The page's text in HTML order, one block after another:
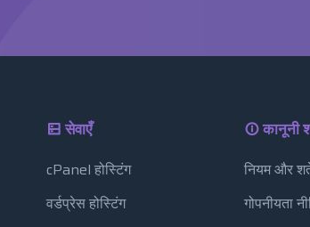
सेवाएँ
cPanel होस्टिंग
वर्डप्रेस होस्टिंग
कानूनी
नियम और
गोपनीयता